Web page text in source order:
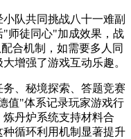
队共同挑战八十一难副
师徒同心"加成效果，战
合机制，如需要多人同
增强了游戏互动乐趣。
、秘境探索、答题竞赛
值"体系记录玩家游戏行
丹炉系统支持材料合
循环利用机制显著提升